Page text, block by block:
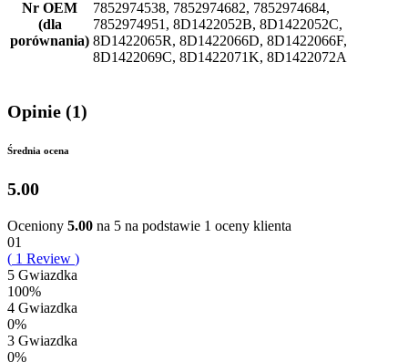
Nr OEM
(dla
porównania)
7852974538, 7852974682, 7852974684,
7852974951, 8D1422052B, 8D1422052C,
8D1422065R, 8D1422066D, 8D1422066F,
8D1422069C, 8D1422071K, 8D1422072A
Opinie (1)
Średnia ocena
5.00
Oceniony 5.00 na 5 na podstawie 1 oceny klienta
01
( 1 Review )
5 Gwiazdka
100%
4 Gwiazdka
0%
3 Gwiazdka
0%